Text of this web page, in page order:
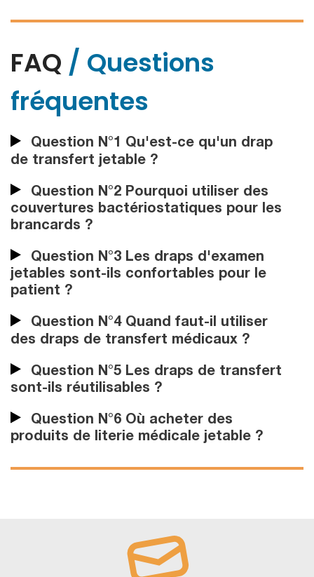
FAQ / Questions
fréquentes
Question N°1 Qu'est-ce qu'un drap
de transfert jetable ?
Question N°2 Pourquoi utiliser des
couvertures bactériostatiques pour les
brancards ?
Question N°3 Les draps d'examen
jetables sont-ils confortables pour le
patient ?
Question N°4 Quand faut-il utiliser
des draps de transfert médicaux ?
Question N°5 Les draps de transfert
sont-ils réutilisables ?
Question N°6 Où acheter des
produits de literie médicale jetable ?